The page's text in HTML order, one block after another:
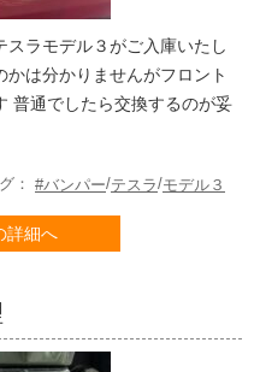
ラモデル３がご入庫いたし
は分かりませんがフロント
普通でしたら交換するのが妥
： #バンパー/テスラ/モデル３
詳細へ